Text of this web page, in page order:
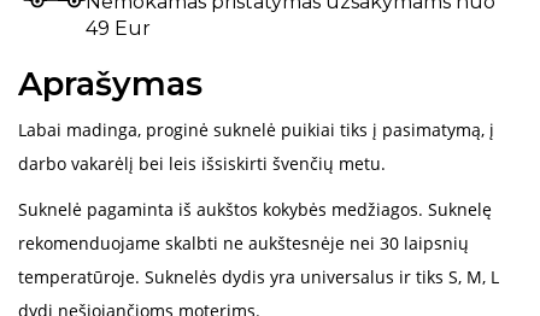
49 Eur
Aprašymas
Labai madinga, proginė suknelė puikiai tiks į pasimatymą, į
darbo vakarėlį bei leis išsiskirti švenčių metu.
Suknelė pagaminta iš aukštos kokybės medžiagos. Suknelę
rekomenduojame skalbti ne aukštesnėje nei 30 laipsnių
temperatūroje. Suknelės dydis yra universalus ir tiks S, M, L
dydį nešiojančioms moterims.